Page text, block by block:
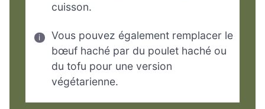
cuisson.
Vous pouvez également remplacer le
bœuf haché par du poulet haché ou
du tofu pour une version
végétarienne.